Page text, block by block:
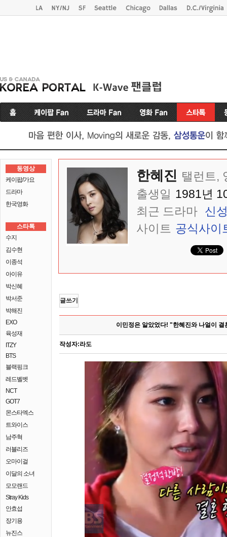
동영상
케이팝/가요
드라마
한국영화
스타톡
수지
김수현
이종석
아이유
박신혜
박서준
박해진
EXO
육성재
ITZY
BTS
블랙핑크
레드벨벳
NCT
GOT7
몬스타엑스
트와이스
남주혁
러블리즈
오마이걸
이달의 소녀
모모랜드
Stray Kids
안효섭
장기용
뉴진스
한혜진 탤런트,
출생일 1981년
최근 드라마 신
사이트 공식사이
글쓰기
이민정은 알았었다! "한혜진와 나얼이 결
작성자:라도